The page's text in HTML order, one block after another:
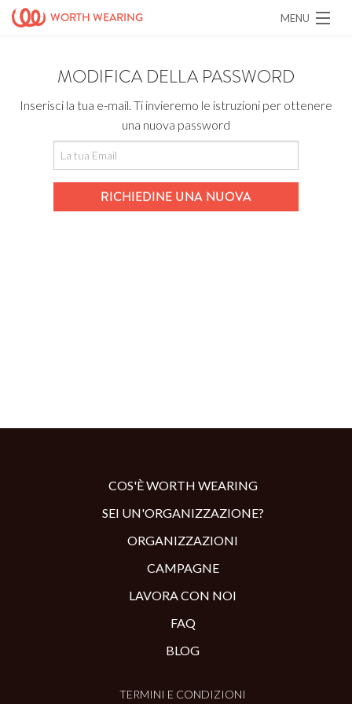
WORTH WEARING MENU
MODIFICA DELLA PASSWORD
Inserisci la tua e-mail. Ti invieremo le istruzioni per ottenere
una nuova password
COS'È WORTH WEARING
SEI UN'ORGANIZZAZIONE?
ORGANIZZAZIONI
CAMPAGNE
LAVORA CON NOI
FAQ
BLOG
TERMINI E CONDIZIONI